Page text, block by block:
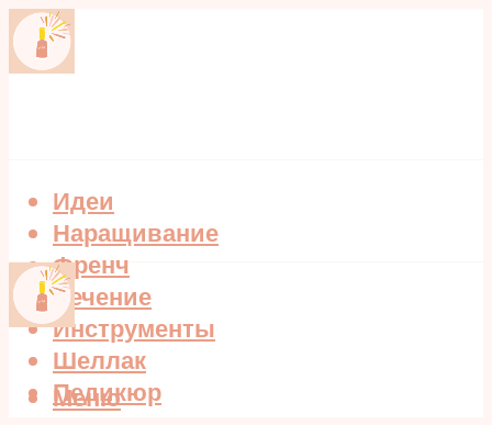
Идеи
Наращивание
Френч
Лечение
Инструменты
Шеллак
Педикюр
Меню